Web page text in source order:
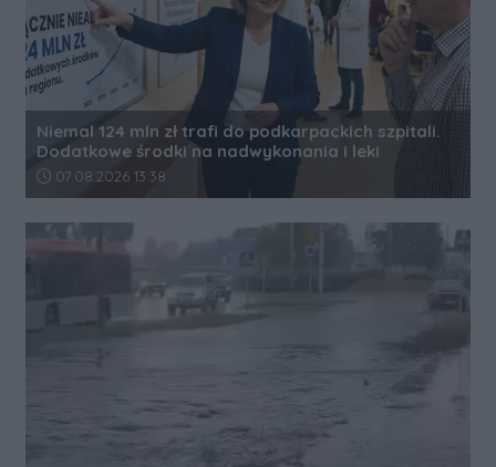
Niemal 124 mln zł trafi do podkarpackich szpitali.
Dodatkowe środki na nadwykonania i leki
Data dodania artykułu:
07.08.2026 13:38